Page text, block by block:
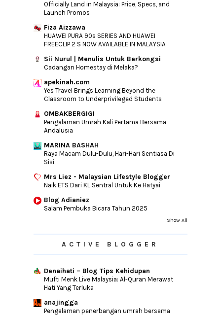
Officially Land in Malaysia: Price, Specs, and
Launch Promos
Fiza Aizzawa
HUAWEI PURA 90s SERIES AND HUAWEI
FREECLIP 2 S NOW AVAILABLE IN MALAYSIA
Sii Nurul | Menulis Untuk Berkongsi
Cadangan Homestay di Melaka?
apekinah.com
Yes Travel Brings Learning Beyond the
Classroom to Underprivileged Students
OMBAKBERGIGI
Pengalaman Umrah Kali Pertama Bersama
Andalusia
MARINA BASHAH
Raya Macam Dulu-Dulu, Hari-Hari Sentiasa Di
Sisi
Mrs Liez - Malaysian Lifestyle Blogger
Naik ETS Dari KL Sentral Untuk Ke Hatyai
Blog Adianiez
Salam Pembuka Bicara Tahun 2025
Show All
ACTIVE BLOGGER
Denaihati – Blog Tips Kehidupan
Mufti Menk Live Malaysia: Al-Quran Merawat
Hati Yang Terluka
anajingga
Pengalaman penerbangan umrah bersama